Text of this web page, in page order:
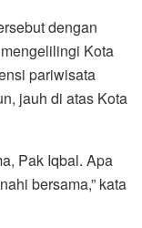
dengan
Kota
pariwisata
jauh di atas Kota
Pak Iqbal. Apa
bersama,” kata